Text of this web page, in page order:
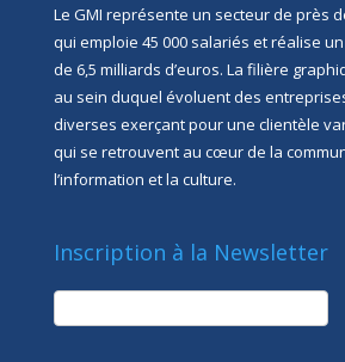
Le GMI représente un secteur de près
qui emploie 45 000 salariés et réalise
de 6,5 milliards d’euros. La filière
au sein duquel évoluent des
diverses exerçant pour une clientèle
qui se retrouvent au cœur de la
l’information et la culture.
Inscription à la Newsletter
newsletter